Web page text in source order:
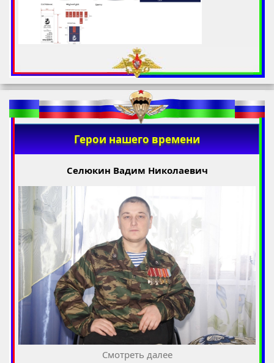
Герои нашего времени
Селюкин Вадим Николаевич
Смотреть далее